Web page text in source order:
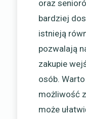
oraz
bardziej
istnieją
pozwalają
zakupie
osób.
możliwość
może